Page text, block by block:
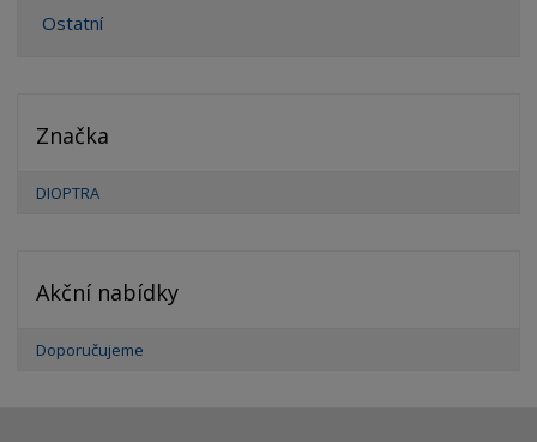
Ostatní
Značka
DIOPTRA
Akční nabídky
Doporučujeme